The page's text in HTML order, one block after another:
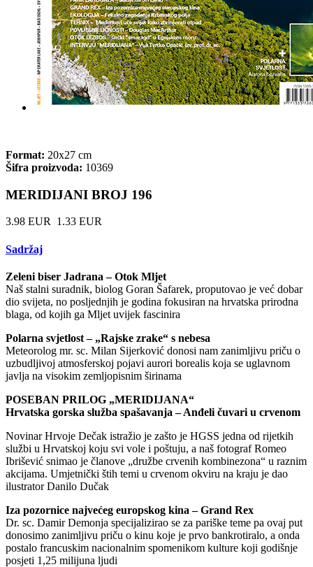
Format: 20x27 cm
Šifra proizvoda: 10369
MERIDIJANI BROJ 196
3.98 EUR 1.33 EUR
Sadržaj
Zeleni biser Jadrana – Otok Mljet
Naš stalni suradnik, biolog Goran Šafarek, proputovao je već dobar
dio svijeta, no posljednjih je godina fokusiran na hrvatska prirodna
blaga, od kojih ga Mljet uvijek fascinira
Polarna svjetlost – „Rajske zrake“ s nebesa
Meteorolog mr. sc. Milan Sijerković donosi nam zanimljivu priču o
uzbudljivoj atmosferskoj pojavi aurori borealis koja se uglavnom
javlja na visokim zemljopisnim širinama
POSEBAN PRILOG „MERIDIJANA“
Hrvatska gorska služba spašavanja – Anđeli čuvari u crvenom
Novinar Hrvoje Dečak istražio je zašto je HGSS jedna od rijetkih
službi u Hrvatskoj koju svi vole i poštuju, a naš fotograf Romeo
Ibrišević snimao je članove „družbe crvenih kombinezona“ u raznim
akcijama. Umjetnički štih temi u crvenom okviru na kraju je dao
ilustrator Danilo Dučak
Iza pozornice najvećeg europskog kina – Grand Rex
Dr. sc. Damir Demonja specijalizirao se za pariške teme pa ovaj put
donosimo zanimljivu priču o kinu koje je prvo bankrotiralo, a onda
postalo francuskim nacionalnim spomenikom kulture koji godišnje
posjeti 1,25 milijuna ljudi